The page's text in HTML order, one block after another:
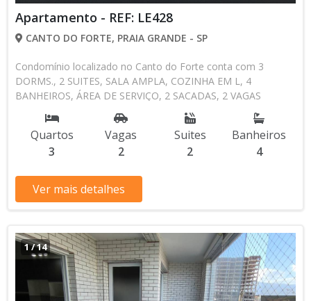
Apartamento - REF: LE428
CANTO DO FORTE, PRAIA GRANDE - SP
Condomínio localizado no Canto do Forte conta com 3
DORMS., 2 SUITES, SALA AMPLA, COZINHA EM L, 4
BANHEIROS, ÁREA DE SERVIÇO, 2 SACADAS, 2 VAGAS
PRIVADAS. ÁREA ÚTIL 140.7 M² PISCINA, ACADEMIA, SALÃO
DE FESTAS, SALÃO DE JOGOS, FUTURA SAUNA.
Quartos
3
Vagas
2
Suites
2
Banheiros
4
Ver mais detalhes
1/14